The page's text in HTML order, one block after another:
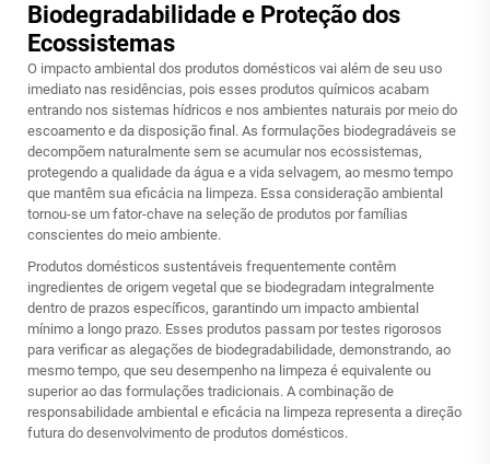
Biodegradabilidade e Proteção dos
Ecossistemas
O impacto ambiental dos produtos domésticos vai além de seu uso
imediato nas residências, pois esses produtos químicos acabam
entrando nos sistemas hídricos e nos ambientes naturais por meio do
escoamento e da disposição final. As formulações biodegradáveis se
decompõem naturalmente sem se acumular nos ecossistemas,
protegendo a qualidade da água e a vida selvagem, ao mesmo tempo
que mantêm sua eficácia na limpeza. Essa consideração ambiental
tornou-se um fator-chave na seleção de produtos por famílias
conscientes do meio ambiente.
Produtos domésticos sustentáveis frequentemente contêm
ingredientes de origem vegetal que se biodegradam integralmente
dentro de prazos específicos, garantindo um impacto ambiental
mínimo a longo prazo. Esses produtos passam por testes rigorosos
para verificar as alegações de biodegradabilidade, demonstrando, ao
mesmo tempo, que seu desempenho na limpeza é equivalente ou
superior ao das formulações tradicionais. A combinação de
responsabilidade ambiental e eficácia na limpeza representa a direção
futura do desenvolvimento de produtos domésticos.